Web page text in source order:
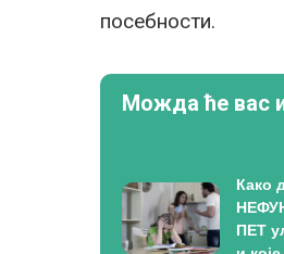
посебности.
Можда ће вас
Како
ПЕТ